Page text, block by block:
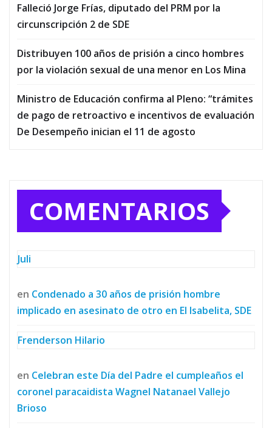
Falleció Jorge Frías, diputado del PRM por la
circunscripción 2 de SDE
Distribuyen 100 años de prisión a cinco hombres
por la violación sexual de una menor en Los Mina
Ministro de Educación confirma al Pleno: “trámites
de pago de retroactivo e incentivos de evaluación
De Desempeño inician el 11 de agosto
COMENTARIOS
Juli
en Condenado a 30 años de prisión hombre
implicado en asesinato de otro en El Isabelita, SDE
Frenderson Hilario
en Celebran este Día del Padre el cumpleaños el
coronel paracaidista Wagnel Natanael Vallejo
Brioso